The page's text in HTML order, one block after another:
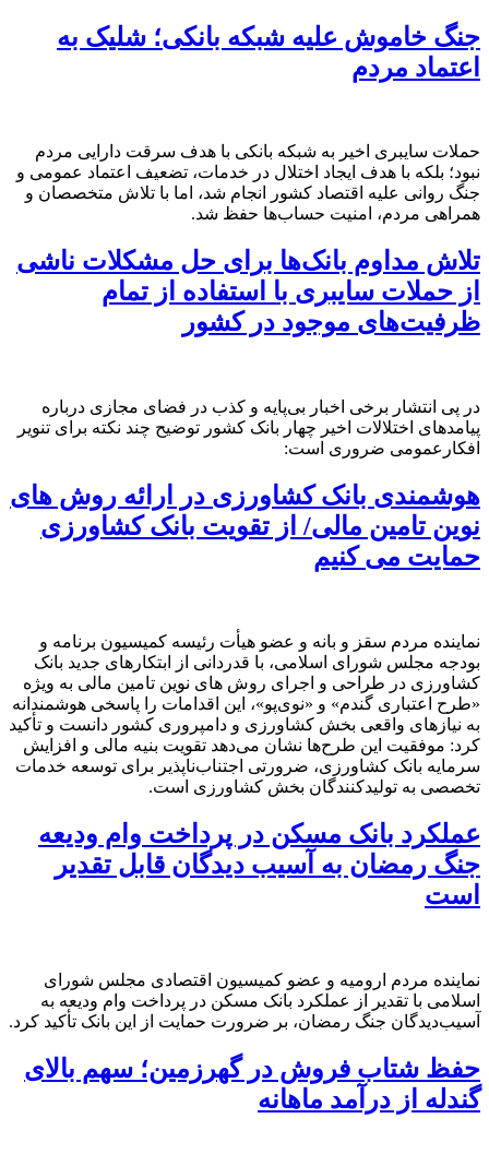
جنگ خاموش علیه شبکه بانکی؛ شلیک به
اعتماد مردم
حملات سایبری اخیر به شبکه بانکی با هدف سرقت دارایی مردم
نبود؛ بلکه با هدف ایجاد اختلال در خدمات، تضعیف اعتماد عمومی و
جنگ روانی علیه اقتصاد کشور انجام شد، اما با تلاش متخصصان و
همراهی مردم، امنیت حساب‌ها حفظ شد.
تلاش مداوم بانک‌ها برای حل مشکلات ناشی
از حملات سایبری با استفاده از تمام
ظرفیت‌های موجود در کشور
در پی انتشار برخی اخبار بی‌پایه و کذب در فضای مجازی درباره
پیامدهای اختلالات اخیر چهار بانک کشور توضیح چند نکته برای تنویر
افکارعمومی ضروری است:
هوشمندی بانک کشاورزی در ارائه روش های
نوین تامین مالی/ از تقویت بانک کشاورزی
حمایت می کنیم
نماینده مردم سقز و بانه و عضو هیأت رئیسه کمیسیون برنامه و
بودجه مجلس شورای اسلامی، با قدردانی از ابتکارهای جدید بانک
کشاورزی در طراحی و اجرای روش های نوین تامین مالی به ویژه
«طرح اعتباری گندم» و «نوی‌پو»، این اقدامات را پاسخی هوشمندانه
به نیازهای واقعی بخش کشاورزی و دامپروری کشور دانست و تأکید
کرد: موفقیت این طرح‌ها نشان می‌دهد تقویت بنیه مالی و افزایش
سرمایه بانک کشاورزی، ضرورتی اجتناب‌ناپذیر برای توسعه خدمات
تخصصی به تولیدکنندگان بخش کشاورزی است.
عملکرد بانک مسکن در پرداخت وام ودیعه
جنگ رمضان به آسیب دیدگان قابل تقدیر
است
نماینده مردم ارومیه و عضو کمیسیون اقتصادی مجلس شورای
اسلامی با تقدیر از عملکرد بانک مسکن در پرداخت وام ودیعه به
آسیب‌دیدگان جنگ رمضان، بر ضرورت حمایت از این بانک تأکید کرد.
حفظ شتاب فروش در گهرزمین؛ سهم بالای
گندله از درآمد ماهانه